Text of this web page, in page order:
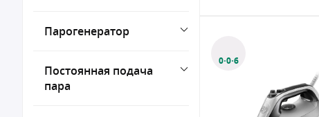
Парогенератор
Постоянная подача
пара
0·0·6